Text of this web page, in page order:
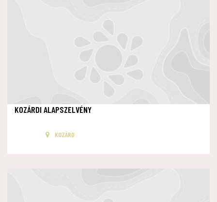
KOZÁRDI ALAPSZELVÉNY
KOZÁRD